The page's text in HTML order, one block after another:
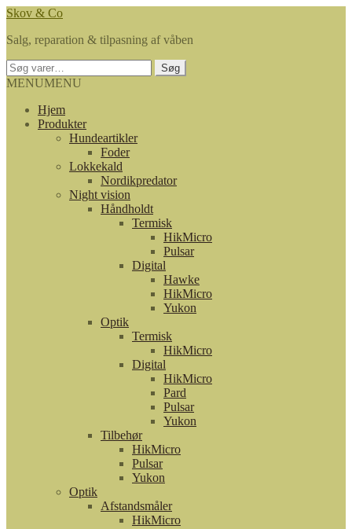
Spring
navigation
Spring
indhold
Skov & Co
Salg, reparation & tilpasning af våben
Søg
efter:
Søg
MENUMENU
Hjem
Produkter
Hundeartikler
Foder
Lokkekald
Nordikpredator
Night vision
Håndholdt
Termisk
HikMicro
Pulsar
Digital
Hawke
HikMicro
Yukon
Optik
Termisk
HikMicro
Digital
HikMicro
Pard
Pulsar
Yukon
Tilbehør
HikMicro
Pulsar
Yukon
Optik
Afstandsmåler
HikMicro